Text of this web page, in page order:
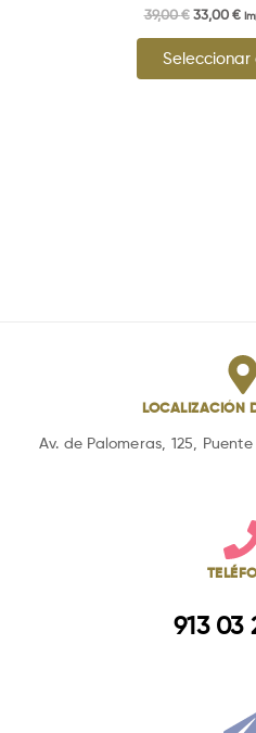
39,00€ 33,00 €
Seleccionar
LOCALIZACIÓN
Av. de Palomeras, 125,
913 03